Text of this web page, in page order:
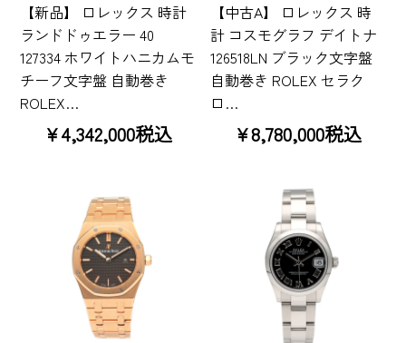
【新品】 ロレックス 時計
ランドドゥエラー 40
127334 ホワイトハニカムモ
チーフ文字盤 自動巻き
ROLEX…
¥4,342,000税込
【中古A】 ロレックス 時
計 コスモグラフ デイトナ
126518LN ブラック文字盤
自動巻き ROLEX セラク
ロ…
¥8,780,000税込